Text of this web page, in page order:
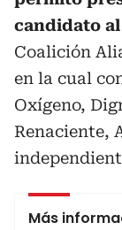
candidato al
Coalición
en la cual
Oxígeno,
Renaciente,
Más